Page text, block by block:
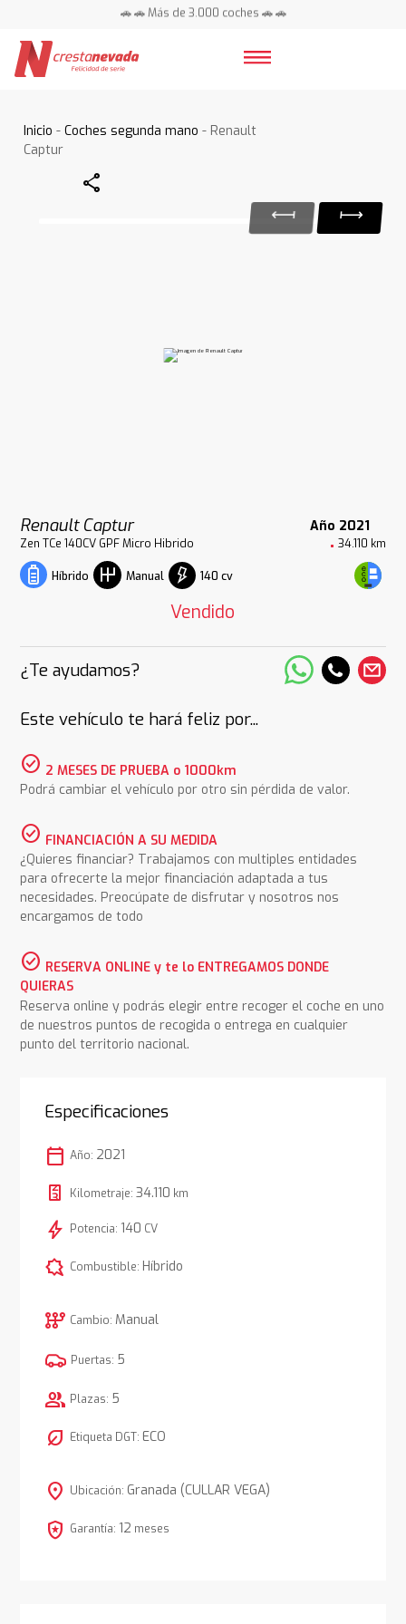
🚗 🚗 Más de 3.000 coches 🚗 🚗
Inicio -Coches segunda mano - Renault
Captur
Share
Renault Captur Año 2021
Zen TCe 140CV GPF Micro Hibrido 34.110 km
Híbrido Manual 140 cv
Vendido
¿Te ayudamos?
Este vehículo te hará feliz por...
check_circle 2 MESES DE PRUEBA o 1000km
Podrá cambiar el vehículo por otro sin pérdida de valor.
check_circle FINANCIACIÓN A SU MEDIDA
¿Quieres financiar? Trabajamos con multiples entidades
para ofrecerte la mejor financiación adaptada a tus
necesidades. Preocúpate de disfrutar y nosotros nos
encargamos de todo
check_circle RESERVA ONLINE y te lo ENTREGAMOS DONDE
QUIERAS
Reserva online y podrás elegir entre recoger el coche en uno
de nuestros puntos de recogida o entrega en cualquier
punto del territorio nacional.
Especificaciones
calendar_today Año: 2021
Kilometraje: 34.110 km
bolt Potencia: 140 CV
comic_bubble Combustible: Híbrido
auto_transmission Cambio: Manual
Puertas: 5
group Plazas: 5
nest_eco_leaf Etiqueta DGT: ECO
location_on Ubicación: Granada (CULLAR VEGA)
local_police Garantía: 12 meses